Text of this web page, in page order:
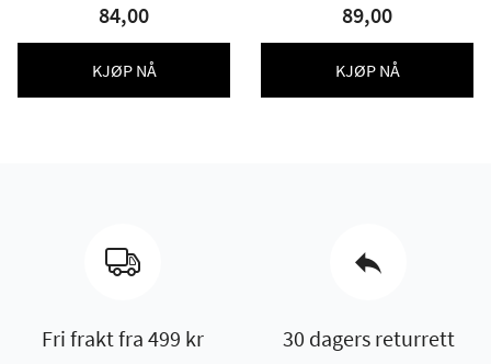
84,00
KJØP NÅ
89,00
KJØP NÅ
Fri frakt fra 499 kr 30 dagers returrett